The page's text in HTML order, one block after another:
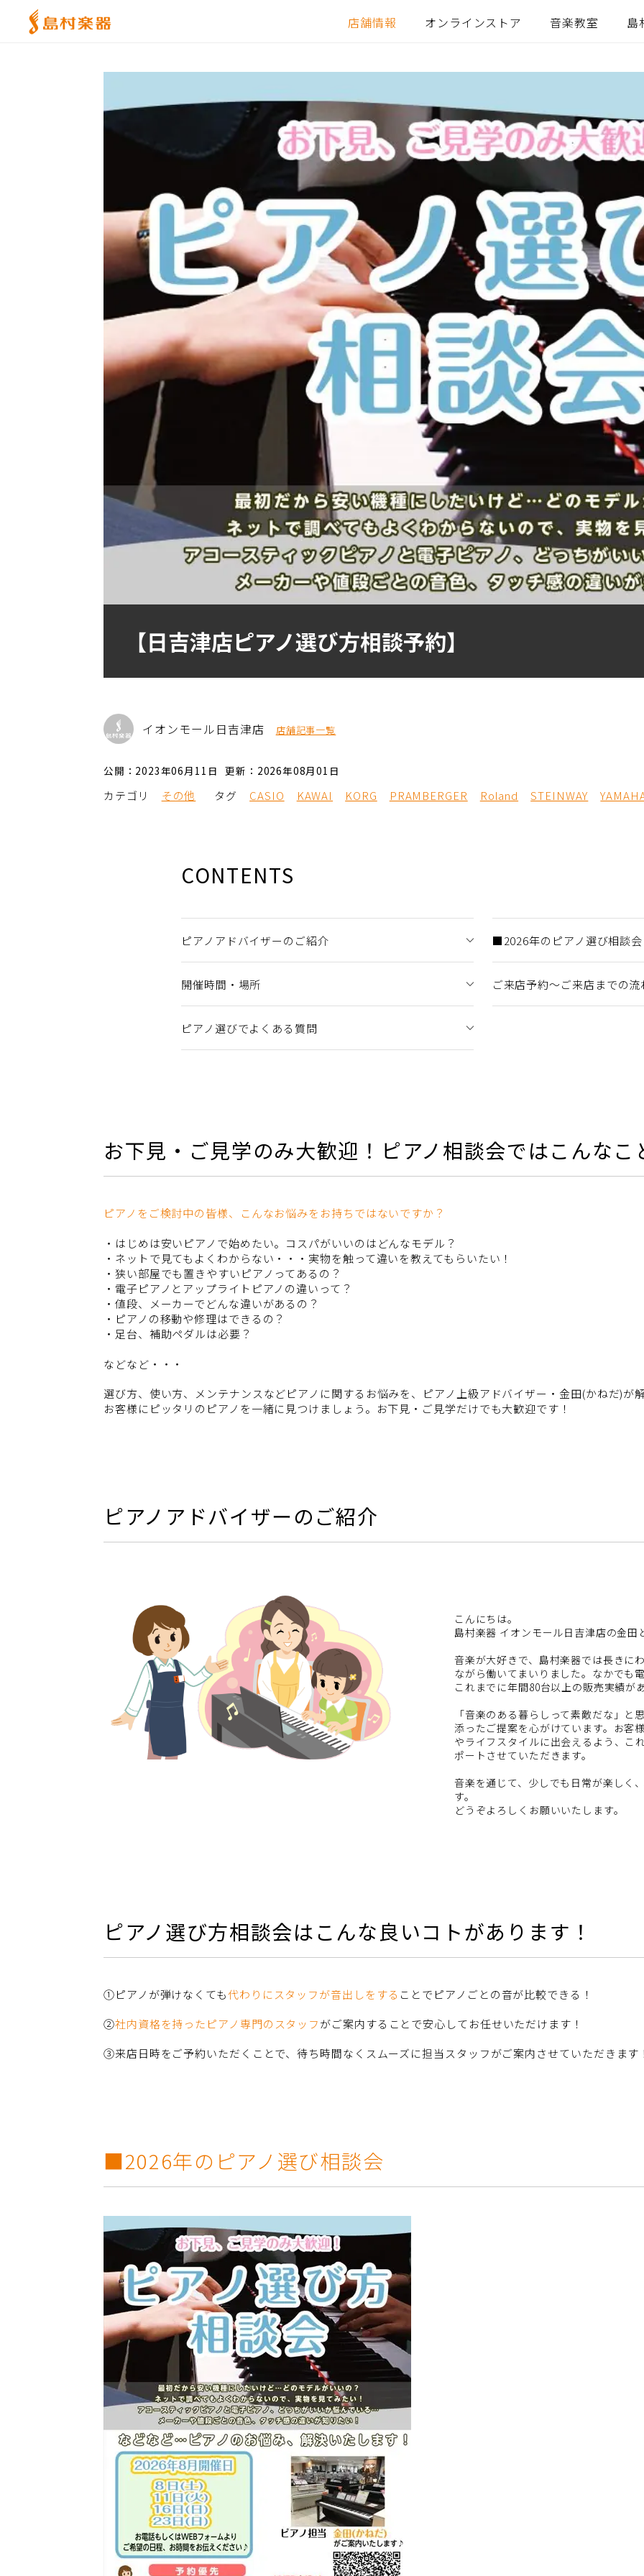
店舗情報 オンラインストア 音楽教室 島
【日吉津店ピアノ選び方相談予約】
イオンモール日吉津店 店舗記事一覧
公開：2023年06月11日 更新：2026年08月01日
カテゴリ その他 タグ CASIO KAWAI KORG PRAMBERGER Roland STEINWAY
CONTENTS
ピアノアドバイザーのご紹介 ■2026年のピアノ選び相談会
開催時間・場所 ご来店予約～ご来店までの流
ピアノ選びでよくある質問
お下見・ご見学のみ大歓迎！ピアノ相談会ではこんなこ
ピアノをご検討中の皆様、こんなお悩みをお持ちではないですか？
・はじめは安いピアノで始めたい。コスパがいいのはどんなモデル？
・ネットで見てもよくわからない・・・実物を触って違いを教えてもらいたい！
・狭い部屋でも置きやすいピアノってあるの？
・電子ピアノとアップライトピアノの違いって？
・値段、メーカーでどんな違いがあるの？
・ピアノの移動や修理はできるの？
・足台、補助ペダルは必要？
などなど・・・
選び方、使い方、メンテナンスなどピアノに関するお悩みを、ピアノ上級アドバイザー・金田(かねだ)が
お客様にピッタリのピアノを一緒に見つけましょう。お下見・ご見学だけでも大歓迎です！
ピアノアドバイザーのご紹介
こんにちは。
島村楽器 イオンモール日吉津店の金田
音楽が大好きで、島村楽器では長きに
ながら働いてまいりました。なかでも
これまでに年間80台以上の販売実績があ
「音楽のある暮らしって素敵だな」と
添ったご提案を心がけています。お客
やライフスタイルに出会えるよう、こ
ポートさせていただきます。
音楽を通じて、少しでも日常が楽しく
す。
どうぞよろしくお願いいたします。
ピアノ選び方相談会はこんな良いコトがあります！
①ピアノが弾けなくても代わりにスタッフが音出しをする ことでピアノごとの音が比較できる！
②社内資格を持ったピアノ専門のスタッフがご案内することで安心してお任せいただけます！
③来店日時をご予約いただくことで、待ち時間なくスムーズに担当スタッフがご案内させていただきます！
■2026年のピアノ選び相談会